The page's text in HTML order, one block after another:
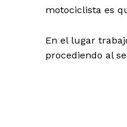
motociclista es
En el lugar
procediendo al